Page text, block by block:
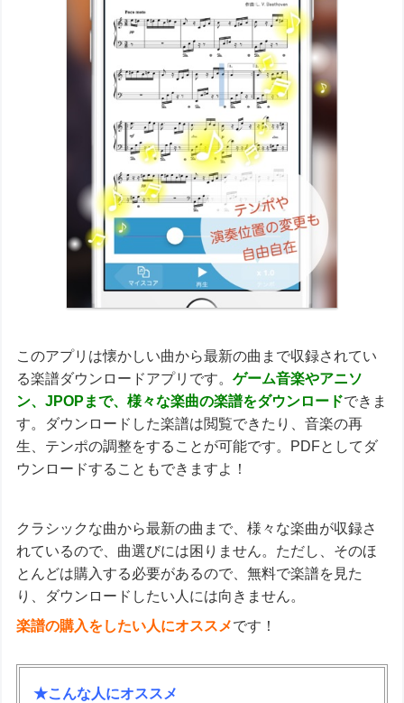
このアプリは懐かしい曲から最新の曲まで収録されてい
る楽譜ダウンロードアプリです。ゲーム音楽やアニソ
ン、JPOPまで、様々な楽曲の楽譜をダウンロードできま
す。ダウンロードした楽譜は閲覧できたり、音楽の再
生、テンポの調整をすることが可能です。PDFとしてダ
ウンロードすることもできますよ！
クラシックな曲から最新の曲まで、様々な楽曲が収録さ
れているので、曲選びには困りません。ただし、そのほ
とんどは購入する必要があるので、無料で楽譜を見た
り、ダウンロードしたい人には向きません。
楽譜の購入をしたい人にオススメです！
★こんな人にオススメ